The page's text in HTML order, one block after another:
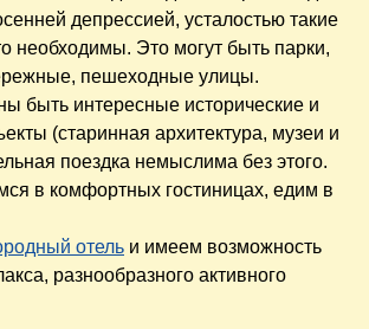
депрессией, усталостью такие
необходимы. Это могут быть парки,
пешеходные улицы.
быть интересные исторические и
(старинная архитектура, музеи и
поездка немыслима без этого.
в комфортных гостиницах, едим в
отель и имеем возможность
разнообразного активного